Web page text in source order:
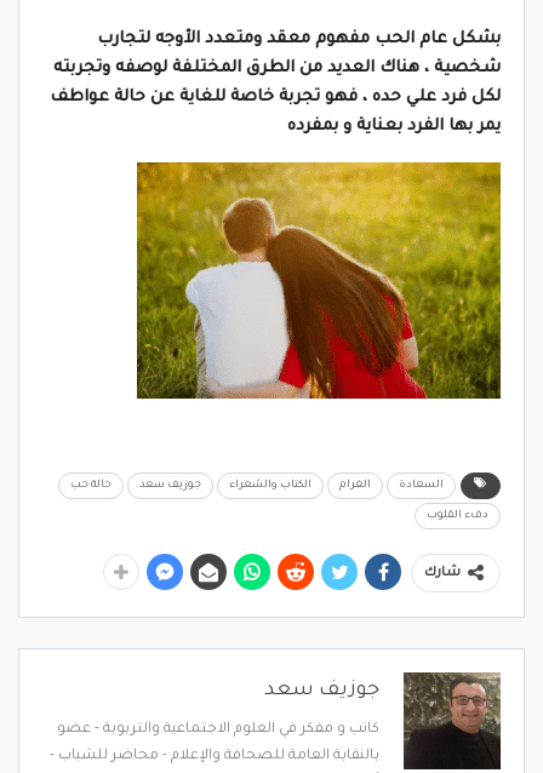
بشكل عام الحب مفهوم معقد ومتعدد الأوجه لتجارب
شخصية ، هناك العديد من الطرق المختلفة لوصفه وتجربته
لكل فرد علي حده ، فهو تجربة خاصة للغاية عن حالة عواطف
يمر بها الفرد بعناية و بمفرده
السعادة الغرام الكتاب والشعراء جوزيف سعد حالة حب
دفء القلوب
شارك
جوزيف سعد
كاتب و مفكر في العلوم الاجتماعية والتربوية - عضو
بالنقابة العامة للصحافة والإعلام - محاضر للشباب -